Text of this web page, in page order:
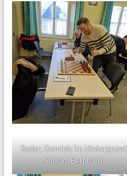
Bader, Dominic im Hintergrund
Sebold, Bernhard